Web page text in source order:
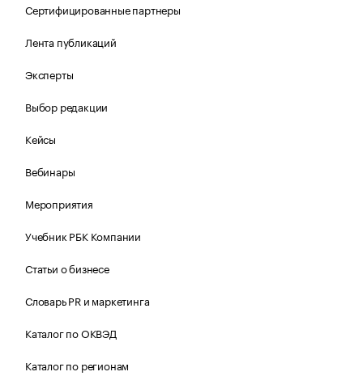
Сертифицированные партнеры
Лента публикаций
Эксперты
Выбор редакции
Кейсы
Вебинары
Мероприятия
Учебник РБК Компании
Статьи о бизнесе
Словарь PR и маркетинга
Каталог по ОКВЭД
Каталог по регионам